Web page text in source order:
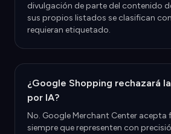
divulgación de parte del contenido
sus propios listados se clasifican
requieran etiquetado.
¿Google Shopping rechazará
por IA?
No. Google Merchant Center
siempre que representen con